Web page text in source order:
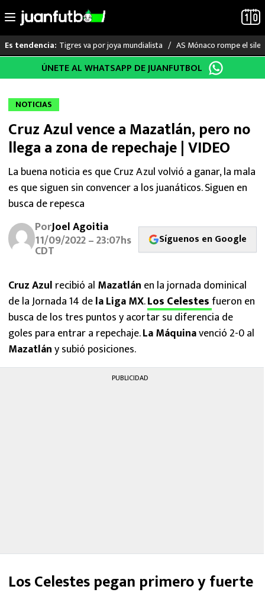
al
Es tendencia: Tigres va por joya mundialista AS Mónaco rompe el
LO ÚLTIMO
LIGA MX
RAYADOS
PUMAS
ATLANTE
FUTBOL INTERNACIONAL
FUTBOL ESTUFA
FÓRMULA 1
ÚNETE AL WHATSAPP DE JUANFUTBOL
NOTICIAS
Cruz Azul vence a Mazatlán, pero no
llega a zona de repechaje | VIDEO
La buena noticia es que Cruz Azul volvió a ganar, la mala
es que siguen sin convencer a los juanáticos. Siguen en
busca de repesca
PorJoel Agoitia
11/09/2022 – 23:07hs
CDT
Síguenos en Google
Cruz Azul recibió al Mazatlán en la jornada dominical
de la Jornada 14 dela Liga MX.Los Celestes fueron en
busca de los tres puntos y acortar su diferencia de
goles para entrar a repechaje.La Máquinavenció 2-0 al
Mazatlány subió posiciones.
PUBLICIDAD
Los Celestes pegan primero y fuerte